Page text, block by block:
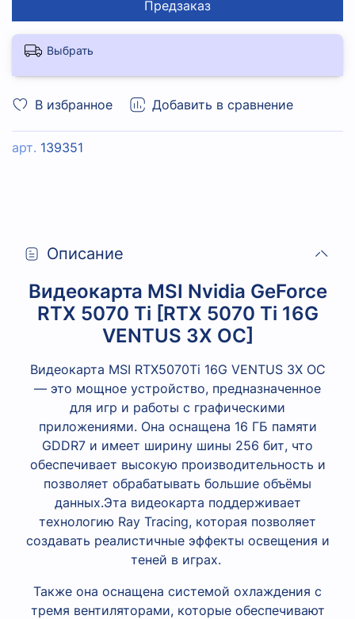
В избранное Добавить в сравнение
арт. 139351
Предзаказ
Выбрать
Описание
Видеокарта MSI Nvidia GeForce
RTX 5070 Ti [RTX 5070 Ti 16G
VENTUS 3X OC]
Видеокарта MSI RTX5070Ti 16G VENTUS 3X OC
— это мощное устройство, предназначенное
для игр и работы с графическими
приложениями. Она оснащена 16 ГБ памяти
GDDR7 и имеет ширину шины 256 бит, что
обеспечивает высокую производительность и
позволяет обрабатывать большие объёмы
данных.Эта видеокарта поддерживает
технологию Ray Tracing, которая позволяет
создавать реалистичные эффекты освещения и
теней в играх.
Также она оснащена системой охлаждения с
тремя вентиляторами, которые обеспечивают